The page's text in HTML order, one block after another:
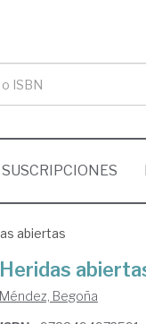
SUSCRIPCIONES
abiertas
Heridas
Méndez, Begoña